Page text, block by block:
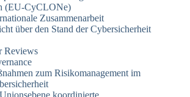
(EU-CyCLONe)
Zusammenarbeit
über den Stand der Cybersicherheit
Reviews
zum Risikomanagement im
koordinierte